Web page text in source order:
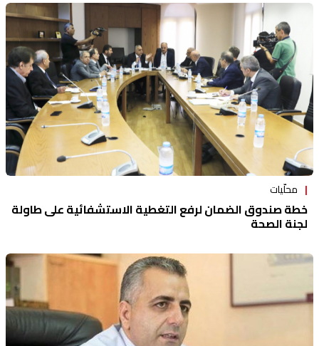
محلّيات
خطة صندوق الضمان لرفع التغطية الاستشفائية على طاولة
لجنة الصحة